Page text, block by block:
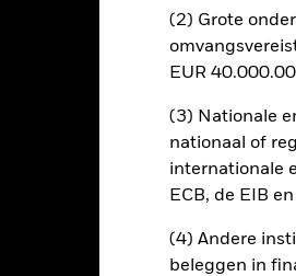
(2) Grote
EUR
(3) Nationale
nationaal of
internationale
ECB, de EIB
(4) Andere
beleggen in
uitleent om zijn kosten te reduceren,
van het Fonds niet verhoogt, is deze
PRIIP KID
Kerngegevens